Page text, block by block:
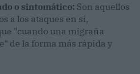
o sintomático: Son aquellos
a los ataques en sí,
"cuando una migraña
de la forma más rápida y